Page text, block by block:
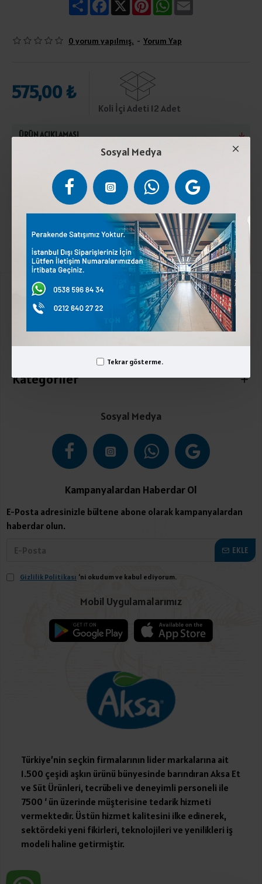
Sosyal Medya
Tekrar gösterme.
0 yorum yapılmış. - Yorum Yap
575,00 ₺
Koli İçi Adeti 12 Adet
ÜRÜN AÇIKLAMASI
Renklendirici (beta karoten), tuz eklenmemiştir.En
fazla 4°Cde muhafaza ediniz. Süt içerir.
Kurumsal
Kategoriler
Sosyal Medya
Kampanyalardan Haberdar Ol
E-Posta adresinizle bültene abone olarak kampanyalardan
haberdar olun.
EKLE
Gizlilik Politikası 'ni okudum ve kabul ediyorum.
Mobil Uygulamalarımız
Türkiye’nin seçkin firmalarının lider markalarına ait
1.500 çeşidi aşkın ürünü bünyesinde barındıran Aksa Et
ve Süt Ürünleri, tecrübeli ve deneyimli personeli ile
7500 ‘ ün üzerinde müşterisine tedarik hizmeti
vermektedir. Üstün hizmet kalitesini ilke edinerek,
sektördeki yeni fikirleri, teknolojileri ve yenilikleri iş
modeli haline getirmiştir.